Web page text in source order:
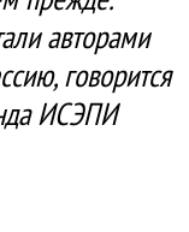
авторами
говорится
ИСЭПИ